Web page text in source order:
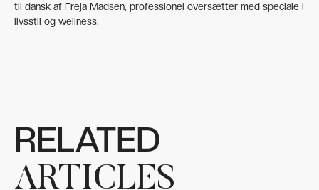
til dansk af Freja Madsen, professionel oversætter med speciale i
livsstil og wellness.
RELATED
ARTICLES